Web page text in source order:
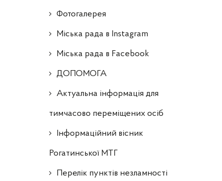
Фотогалерея
Міська рада в Instagram
Міська рада в Facebook
ДОПОМОГА
Актуальна інформація для
тимчасово переміщених осіб
Інформаційний вісник
Рогатинської МТГ
Перелік пунктів незламності